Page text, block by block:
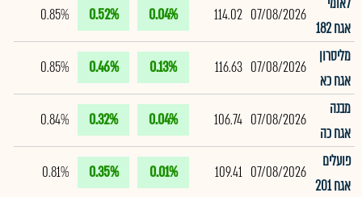
אגח 182
07/08/2026
114.02
0.04%
0.52%
0.85%
מליסרון
אגח כא
07/08/2026
116.63
0.13%
0.46%
0.85%
מבנה
אגח כה
07/08/2026
106.74
0.04%
0.32%
0.84%
פועלים
אגח 201
07/08/2026
109.41
0.01%
0.35%
0.81%